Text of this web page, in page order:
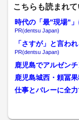
こちらも読まれ
時代の「最"現場"」
PR(dentsu Japan)
「さすが」と言わ
挑戦
PR(dentsu Japan)
鹿児島でアルゼン
内でトレーニング中
鹿児島城西・頼冨
内商工も6年連続
仕事とバレーに全